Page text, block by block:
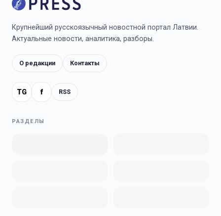
Крупнейший русскоязычный новостной портал Латвии.
Актуальные новости, аналитика, разборы.
О редакции Контакты
TG f RSS
РАЗДЕЛЫ